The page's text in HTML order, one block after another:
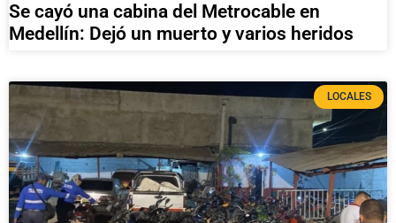
Se cayó una cabina del Metrocable en
Medellín: Dejó un muerto y varios heridos
LOCALES